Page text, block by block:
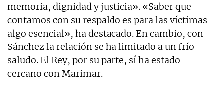
memoria, dignidad y justicia». «Saber que
contamos con su respaldo es para las víctimas
algo esencial», ha destacado. En cambio, con
Sánchez la relación se ha limitado a un frío
saludo. El Rey, por su parte, sí ha estado
cercano con Marimar.